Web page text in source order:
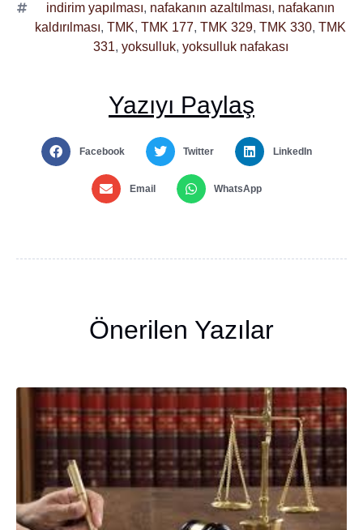
indirim yapılması, nafakanın azaltılması, nafakanın
kaldırılması, TMK, TMK 177, TMK 329, TMK 330, TMK
331, yoksulluk, yoksulluk nafakası
Yazıyı Paylaş
Facebook Twitter LinkedIn
Email WhatsApp
Önerilen Yazılar